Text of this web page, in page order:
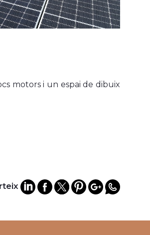
motors i un espai de dibuix